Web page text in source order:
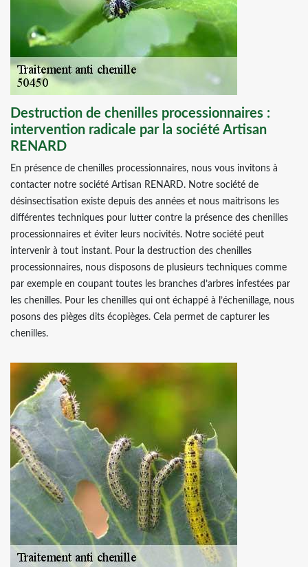
Destruction de chenilles processionnaires :
intervention radicale par la société Artisan
RENARD
En présence de chenilles processionnaires, nous vous invitons à
contacter notre société Artisan RENARD. Notre société de
désinsectisation existe depuis des années et nous maitrisons les
différentes techniques pour lutter contre la présence des chenilles
processionnaires et éviter leurs nocivités. Notre société peut
intervenir à tout instant. Pour la destruction des chenilles
processionnaires, nous disposons de plusieurs techniques comme
par exemple en coupant toutes les branches d’arbres infestées par
les chenilles. Pour les chenilles qui ont échappé à l’échenillage, nous
posons des pièges dits écopièges. Cela permet de capturer les
chenilles.